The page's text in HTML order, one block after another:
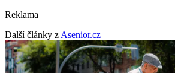
Reklama
Další články z Asenior.cz